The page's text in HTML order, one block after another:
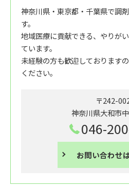
神奈川県・東京都・千葉県で調
す。
地域医療に貢献できる、やりが
ています。
未経験の方も歓迎しております
ください。
〒242-
神奈川県大和市
046-
お問い合わせ